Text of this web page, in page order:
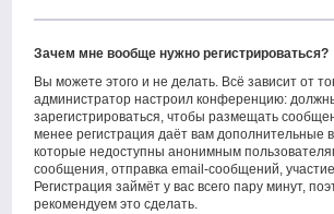
Зачем мне вообще нужно регистрироваться?
Вы можете этого и не делать. Всё зависит от
администратор настроил конференцию:
зарегистрироваться, чтобы размещать
менее регистрация даёт вам дополнительные
которые недоступны анонимным
сообщения, отправка email-сообщений, участие
Регистрация займёт у вас всего пару минут,
рекомендуем это сделать.